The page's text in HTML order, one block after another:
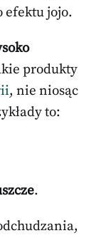
efektu jojo.
produkty
, nie niosąc
to:
.